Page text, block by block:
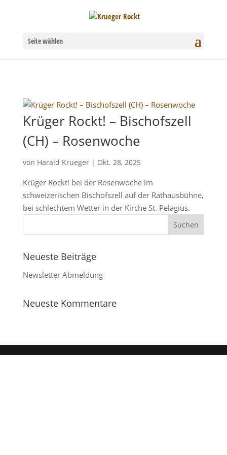
Seite wählen
Krüger Rockt! – Bischofszell
(CH) – Rosenwoche
von Harald Krueger| Okt. 28, 2025
Krüger Rockt! bei der Rosenwoche im
schweizerischen Bischofszell auf der Rathausbühne,
bei schlechtem Wetter in der Kirche St. Pelagius.
Neueste Beiträge
Newsletter Abmeldung
Neueste Kommentare